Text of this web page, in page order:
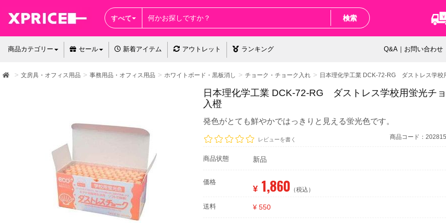
すべて 検索
商品カテゴリー セール 新着アイテム アウトレット ランキング Q&A｜お問い合わせ
文房具・オフィス用品 事務用品・オフィス用品 ホワイトボード・黒板消し チョーク・チョーク入れ 日本理化学工業 DCK-72-RG ダストレス学校
日本理化学工業 DCK-72-RG ダストレス学校用蛍光チ
入橙
発色がとても鮮やかではっきりと見える蛍光色です。
レビューを書く 商品コード：
商品状態 新品
価格
¥ 1,860 （税込）
送料 ¥ 550